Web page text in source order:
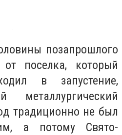
позапрошлого
от поселка, который
в запустение,
металлургический
традиционно не был
а потому Свято-